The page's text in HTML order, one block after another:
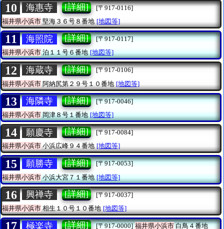
10 海惠寺 [詳細]
[〒917-0116]
福井県小浜市 堅海３６号８番地 [地図等]
11 海照院 [詳細]
[〒917-0117]
福井県小浜市泊１１号６番地 [地図等]
12 海蔵寺 [詳細]
[〒917-0106]
福井県小浜市 阿納尻第２９号１０番地 [地図等]
13 海隣寺 [詳細]
[〒917-0046]
福井県小浜市岡津８号１番地 [地図等]
14 願慶寺 [詳細]
[〒917-0084]
福井県小浜市小浜広峰９４番地 [地図等]
15 願勝寺 [詳細]
[〒917-0053]
福井県小浜市小浜大宮７１番地 [地図等]
16 興禅寺 [詳細]
[〒917-0037]
福井県小浜市 相生１０号１０番地 [地図等]
17 極楽寺 [詳細] [〒917-0000] 福井県小浜市白鳥４番地